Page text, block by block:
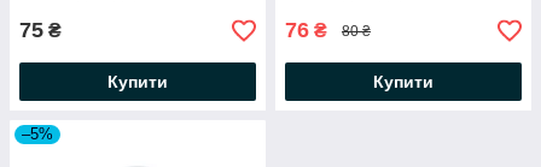
75 ₴
Купити
76 ₴ 80 ₴
Купити
–5%